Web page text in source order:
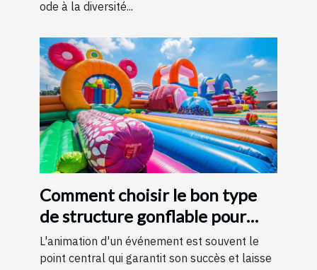
ode à la diversité...
Comment choisir le bon type
de structure gonflable pour
votre événement
L'animation d'un événement est souvent le
point central qui garantit son succès et laisse